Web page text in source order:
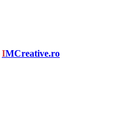
IMCreative.ro